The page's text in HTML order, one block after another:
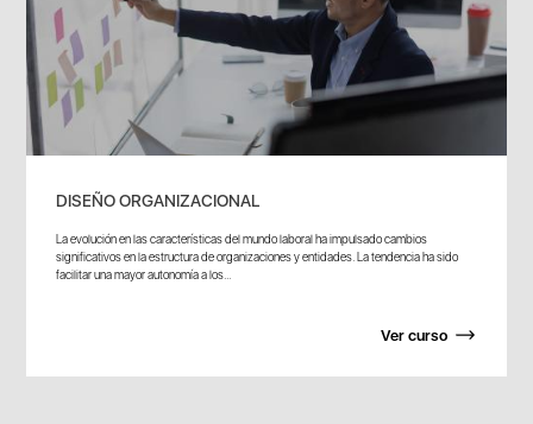
DISEÑO ORGANIZACIONAL
La evolución en las características del mundo laboral ha impulsado cambios
significativos en la estructura de organizaciones y entidades. La tendencia ha sido
facilitar una mayor autonomía a los...
Ver curso